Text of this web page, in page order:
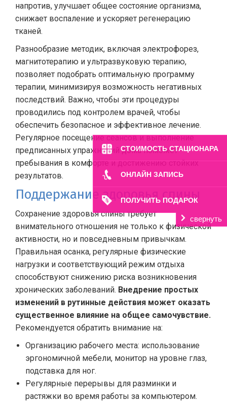
СТОИМОСТЬ СТАЦИОНАРА
ОНЛАЙН ЗАПИСЬ
ПОЛУЧИТЬ ПОДАРОК
свернуть
напротив, улучшает общее состояние организма,
снижает воспаление и ускоряет регенерацию
тканей.
Разнообразие методик, включая электрофорез,
магнитотерапию и ультразвуковую терапию,
позволяет подобрать оптимальную программу
терапии, минимизируя возможность негативных
последствий. Важно, чтобы эти процедуры
проводились под контролем врачей, чтобы
обеспечить безопасное и эффективное лечение.
Регулярное посещение сеансов и выполнение
предписанных упражнений дома поможет
пребывания в комфорте и достижению стойких
результатов.
Поддержание здоровья спины
Сохранение здоровья спины требует
внимательного отношения не только к физической
активности, но и повседневным привычкам.
Правильная осанка, регулярные физические
нагрузки и соответствующий режим отдыха
способствуют снижению риска возникновения
хронических заболеваний. Внедрение простых
изменений в рутинные действия может оказать
существенное влияние на общее самочувствие.
Рекомендуется обратить внимание на:
Организацию рабочего места: использование
эргономичной мебели, монитор на уровне глаз,
подставка для ног.
Регулярные перерывы для разминки и
растяжки во время работы за компьютером.